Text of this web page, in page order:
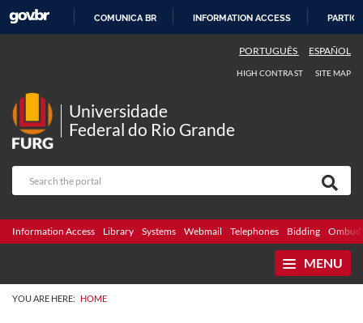
COMUNICA BR INFORMATION ACCESS
PORTUGUÊS ESPAÑOL
HIGH CONTRAST SITE MAP
Universidade
Federal do Rio Grande
Information Access Library Systems Webmail Telephones Bidding
MENU
YOU ARE HERE: HOME